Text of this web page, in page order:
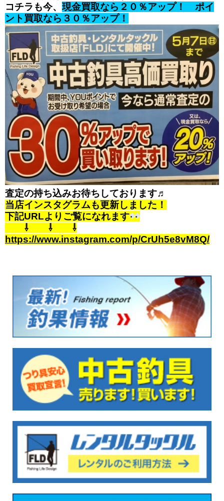
コチラも今、 現金買取なら２０％アップ！ ポイ
ント買取なら３０％アップ！
査定の持ち込みお待ちしております♬
当店インスタグラムも更新しました！
下記URLよりご覧になれます
⇩ ⇩ ⇩
https://www.instagram.com/p/CrUh5e8vM8Q/